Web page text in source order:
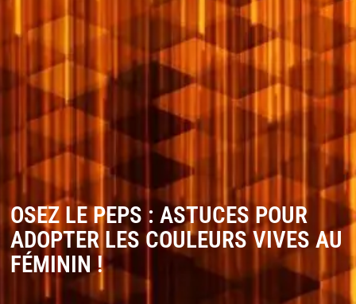
OSEZ LE PEPS : ASTUCES POUR
ADOPTER LES COULEURS VIVES AU
FÉMININ !